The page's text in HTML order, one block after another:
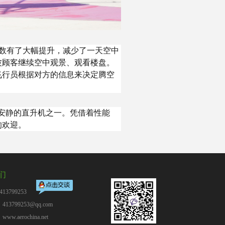
有了大幅提升，减少了一天空中
客继续空中观景、观看楼盘。
员根据对方的信息来决定腾空
静的直升机之一。凭借着性能
迎。
www.aerochina.net